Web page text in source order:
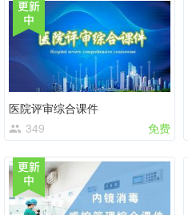
医院评审综合课件
349
免费